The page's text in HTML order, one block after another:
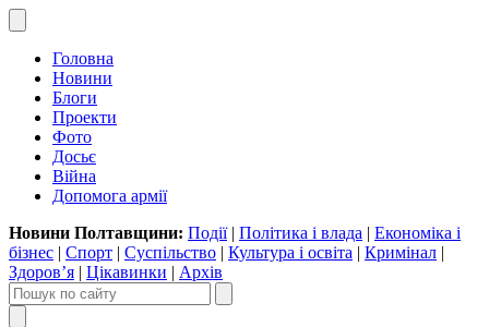
Головна
Новини
Блоги
Проекти
Фото
Досьє
Війна
Допомога армії
Новини Полтавщини: Події| Політика і влада | Економіка і
бізнес | Спорт | Суспільство | Культура і освіта | Кримінал |
Здоров’я | Цікавинки | Архів